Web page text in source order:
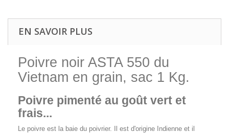
EN SAVOIR PLUS
Poivre noir ASTA 550 du
Vietnam en grain, sac 1 Kg.
Poivre pimenté au goût vert et
frais...
Le poivre est la baie du poivrier. Il est d'origine Indienne et il